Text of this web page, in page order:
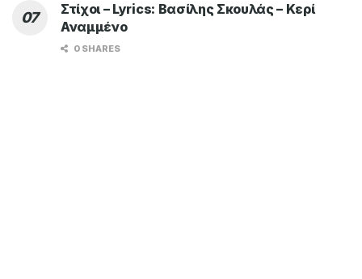
Στίχοι – Lyrics: Βασίλης Σκουλάς – Κερί
Αναμμένο
0 SHARES